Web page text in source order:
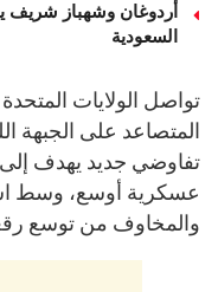
أردوغان وشهباز
السعودية
تواصل الولايات المتحدة
المتصاعد على الجبهة
تفاوضي جديد يهدف إلى
عسكرية أوسع، وسط
والمخاوف من توسع